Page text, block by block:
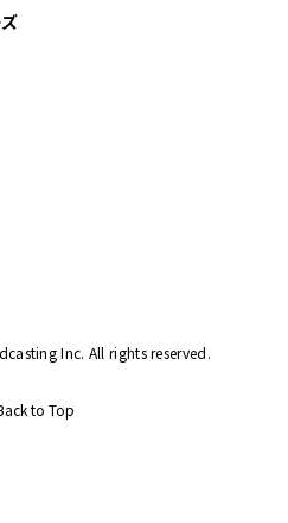
Inc. All rights reserved.
to Top